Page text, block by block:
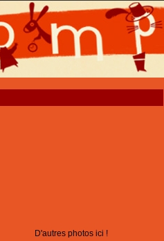
D'autres photos ici !